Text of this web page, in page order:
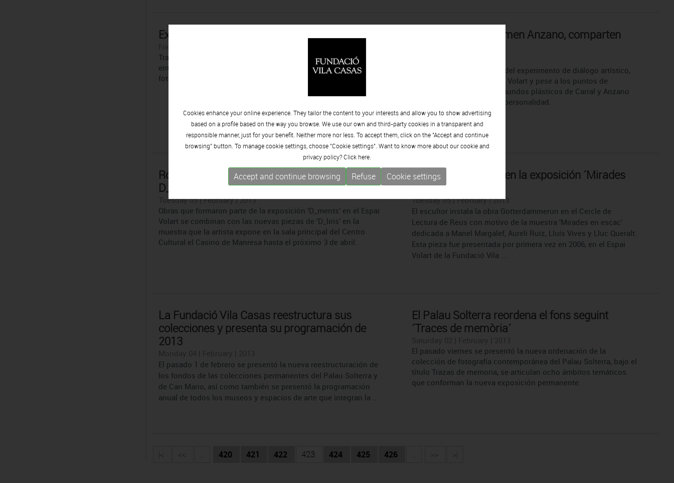
Exposición ‘Paté de foie’ en el Palau Solterra
Trabajo conjunto de Faustí Llucià y Laura Iniesta que reflexiona
entorno al juego y el recorrido fugaz del azar a través de piezas
fotográficas y pictóricas.
Martin Carral y Carmen Anzano, comparten
La muestra es el resultado del experimento de diálogo artístico,
se puede visitar en el Espai Volart y pese a los puntos de
confluencia formales, los mundos plásticos de Carral y Anzano
tienen cada uno su propia personalidad.
Roser Oduber presenta la mostra ´D_ments +
D_liris´
Tuesday 05 | February | 2013
Obras que formaron parte de la exposición 'D_ments' en el Espai
Volart se combinan con las nuevas piezas de 'D_liris' en la
muestra que la artista expone en la sala principal del Centro
Cultural el Casino de Manresa hasta el próximo 3 de abril.
Salvador Juanpere en la exposición ´Mirades
en escac´
Tuesday 05 | February | 2013
El escultor instala la obra Gotterdammerun en el Cercle de
Lectura de Reus con motivo de la muestra 'Mirades en escac'
dedicada a Manel Margalef, Aureli Ruiz, Lluís Vives y Lluc Queralt.
Esta pieza fue presentada por primera vez en 2006, en el Espai
Volart de la Fundació Vila ...
La Fundació Vila Casas reestructura sus
colecciones y presenta su programación de
2013
El pasado 1 de febrero se presentó la nueva reestructuración de
los fondos de las colecciones permanentes del Palau Solterra y
de Can Mario, así como también se presentó la programación
anual de todos los museos y espacios de arte que integran la ...
El Palau Solterra reordena el fons seguint
´Traces de memòria´
El pasado viernes se presentó la nueva ordenación de la
colección de fotografía contemporánea del Palau Solterra, bajo el
título Trazas de memoria, se articulan ocho ámbitos temáticos
que conforman la nueva exposición permanente.
|< << ... 420 421 422 423 424 425 426 ... >> >|
Cookies enhance your online experience. They tailor the content to your interests and allow you to show advertising
based on a profile based on the way you browse. We use our own and third-party cookies in a transparent and
responsible manner, just for your benefit. Neither more nor less. To accept them, click on the "Accept and continue
browsing" button. To manage cookie settings, choose "Cookie settings". Want to know more about our cookie and
privacy policy? Click here.
Accept and continue browsing Refuse Cookie settings